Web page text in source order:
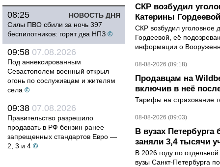
НОВОСТЬ ДНЯ
08:25
Силы ПВО сбили за ночь 397
беспилотников: горят два НПЗ ©
09:58 07.08.2026
Под аннексированным
Севастополем военный открыл
огонь по сослуживцам и жителям
села ©
09:38 07.08.2026
Правительство разрешило
продавать в РФ бензин ранее
запрещенных стандартов Евро —
2, 3 и 4 ©
СКР возбудил
Катерины Гордеевой
СКР возбудил уголовное
Гордеевой, её
информации о
08-08-2026 (09:18)
Продавцам на
включив в неё
Тарифы на страхование
08-08-2026 (09:03)
В вузах
заняли 3,4 тысячи
В 2026 году по
вузы Санкт-Петербурга